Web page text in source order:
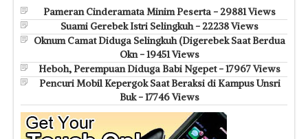
Pameran Cinderamata Minim Peserta - 29881 Views
Suami Gerebek Istri Selingkuh - 22238 Views
Oknum Camat Diduga Selingkuh (Digerebek Saat Berdua
Okn - 19451 Views
Heboh, Perempuan Diduga Babi Ngepet - 17967 Views
Pencuri Mobil Kepergok Saat Beraksi di Kampus Unsri
Buk - 17746 Views